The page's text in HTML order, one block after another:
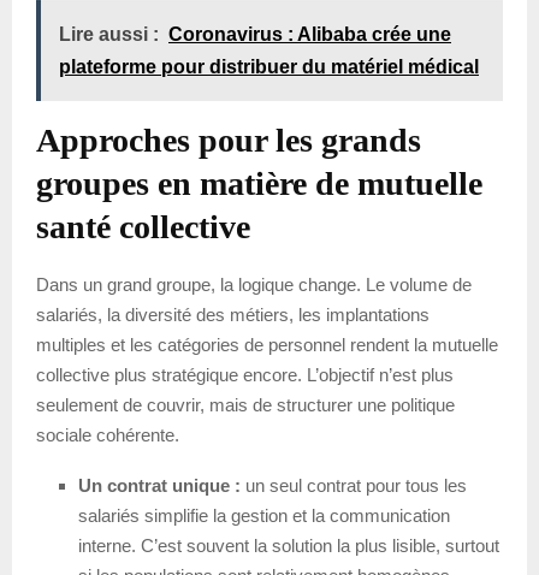
Lire aussi : Coronavirus : Alibaba crée une
plateforme pour distribuer du matériel médical
Approches pour les grands
groupes en matière de mutuelle
santé collective
Dans un grand groupe, la logique change. Le volume de
salariés, la diversité des métiers, les implantations
multiples et les catégories de personnel rendent la mutuelle
collective plus stratégique encore. L’objectif n’est plus
seulement de couvrir, mais de structurer une politique
sociale cohérente.
Un contrat unique : un seul contrat pour tous les
salariés simplifie la gestion et la communication
interne. C’est souvent la solution la plus lisible, surtout